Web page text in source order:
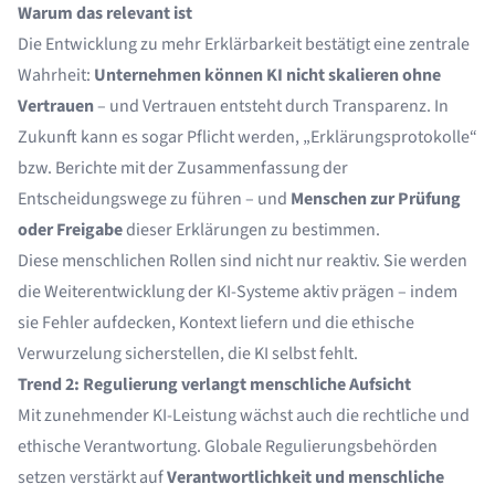
Warum das relevant ist
Die Entwicklung zu mehr Erklärbarkeit bestätigt eine zentrale
Wahrheit: Unternehmen können KI nicht skalieren ohne
Vertrauen– und Vertrauen entsteht durch Transparenz. In
Zukunft kann es sogar Pflicht werden, „Erklärungsprotokolle“
bzw. Berichte mit der Zusammenfassung der
Entscheidungswege zu führen – und Menschen zur Prüfung
oder Freigabedieser Erklärungen zu bestimmen.
Diese menschlichen Rollen sind nicht nur reaktiv. Sie werden
die Weiterentwicklung der KI-Systeme aktiv prägen – indem
sie Fehler aufdecken, Kontext liefern und die ethische
Verwurzelung sicherstellen, die KI selbst fehlt.
Trend 2: Regulierung verlangt menschliche Aufsicht
Mit zunehmender KI-Leistung wächst auch die rechtliche und
ethische Verantwortung. Globale Regulierungsbehörden
setzen verstärkt aufVerantwortlichkeit und menschliche